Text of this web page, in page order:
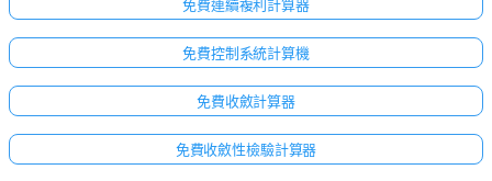
免費連續複利計算器
免費控制系統計算機
免費收斂計算器
免費收斂性檢驗計算器